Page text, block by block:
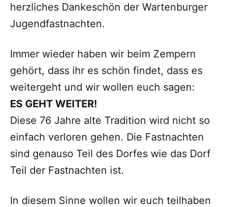
herzliches Dankeschön der Wartenburger
Jugendfastnachten.
Immer wieder haben wir beim Zempern
gehört, dass ihr es schön findet, dass es
weitergeht und wir wollen euch sagen:
ES GEHT WEITER!
Diese 76 Jahre alte Tradition wird nicht so
einfach verloren gehen. Die Fastnachten
sind genauso Teil des Dorfes wie das Dorf
Teil der Fastnachten ist.
In diesem Sinne wollen wir euch teilhaben